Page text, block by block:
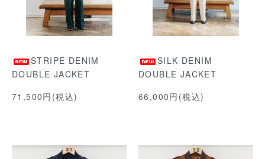
STRIPE DENIM
DOUBLE JACKET
71,500円(税込)
SILK DENIM
DOUBLE JACKET
66,000円(税込)